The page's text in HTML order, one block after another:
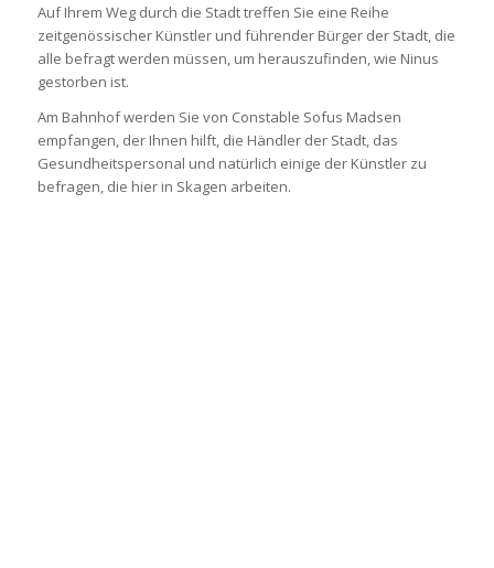
Auf Ihrem Weg durch die Stadt treffen Sie eine Reihe
zeitgenössischer Künstler und führender Bürger der Stadt, die
alle befragt werden müssen, um herauszufinden, wie Ninus
gestorben ist.
Am Bahnhof werden Sie von Constable Sofus Madsen
empfangen, der Ihnen hilft, die Händler der Stadt, das
Gesundheitspersonal und natürlich einige der Künstler zu
befragen, die hier in Skagen arbeiten.